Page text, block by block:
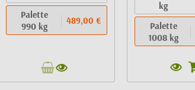
Palette
990 kg
489,00 €
kg
Palette
1008 kg